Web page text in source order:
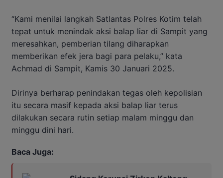
“Kami menilai langkah Satlantas Polres Kotim telah
tepat untuk menindak aksi balap liar di Sampit yang
meresahkan, pemberian tilang diharapkan
memberikan efek jera bagi para pelaku,” kata
Achmad di Sampit, Kamis 30 Januari 2025.
Dirinya berharap penindakan tegas oleh kepolisian
itu secara masif kepada aksi balap liar terus
dilakukan secara rutin setiap malam minggu dan
minggu dini hari.
Baca Juga: